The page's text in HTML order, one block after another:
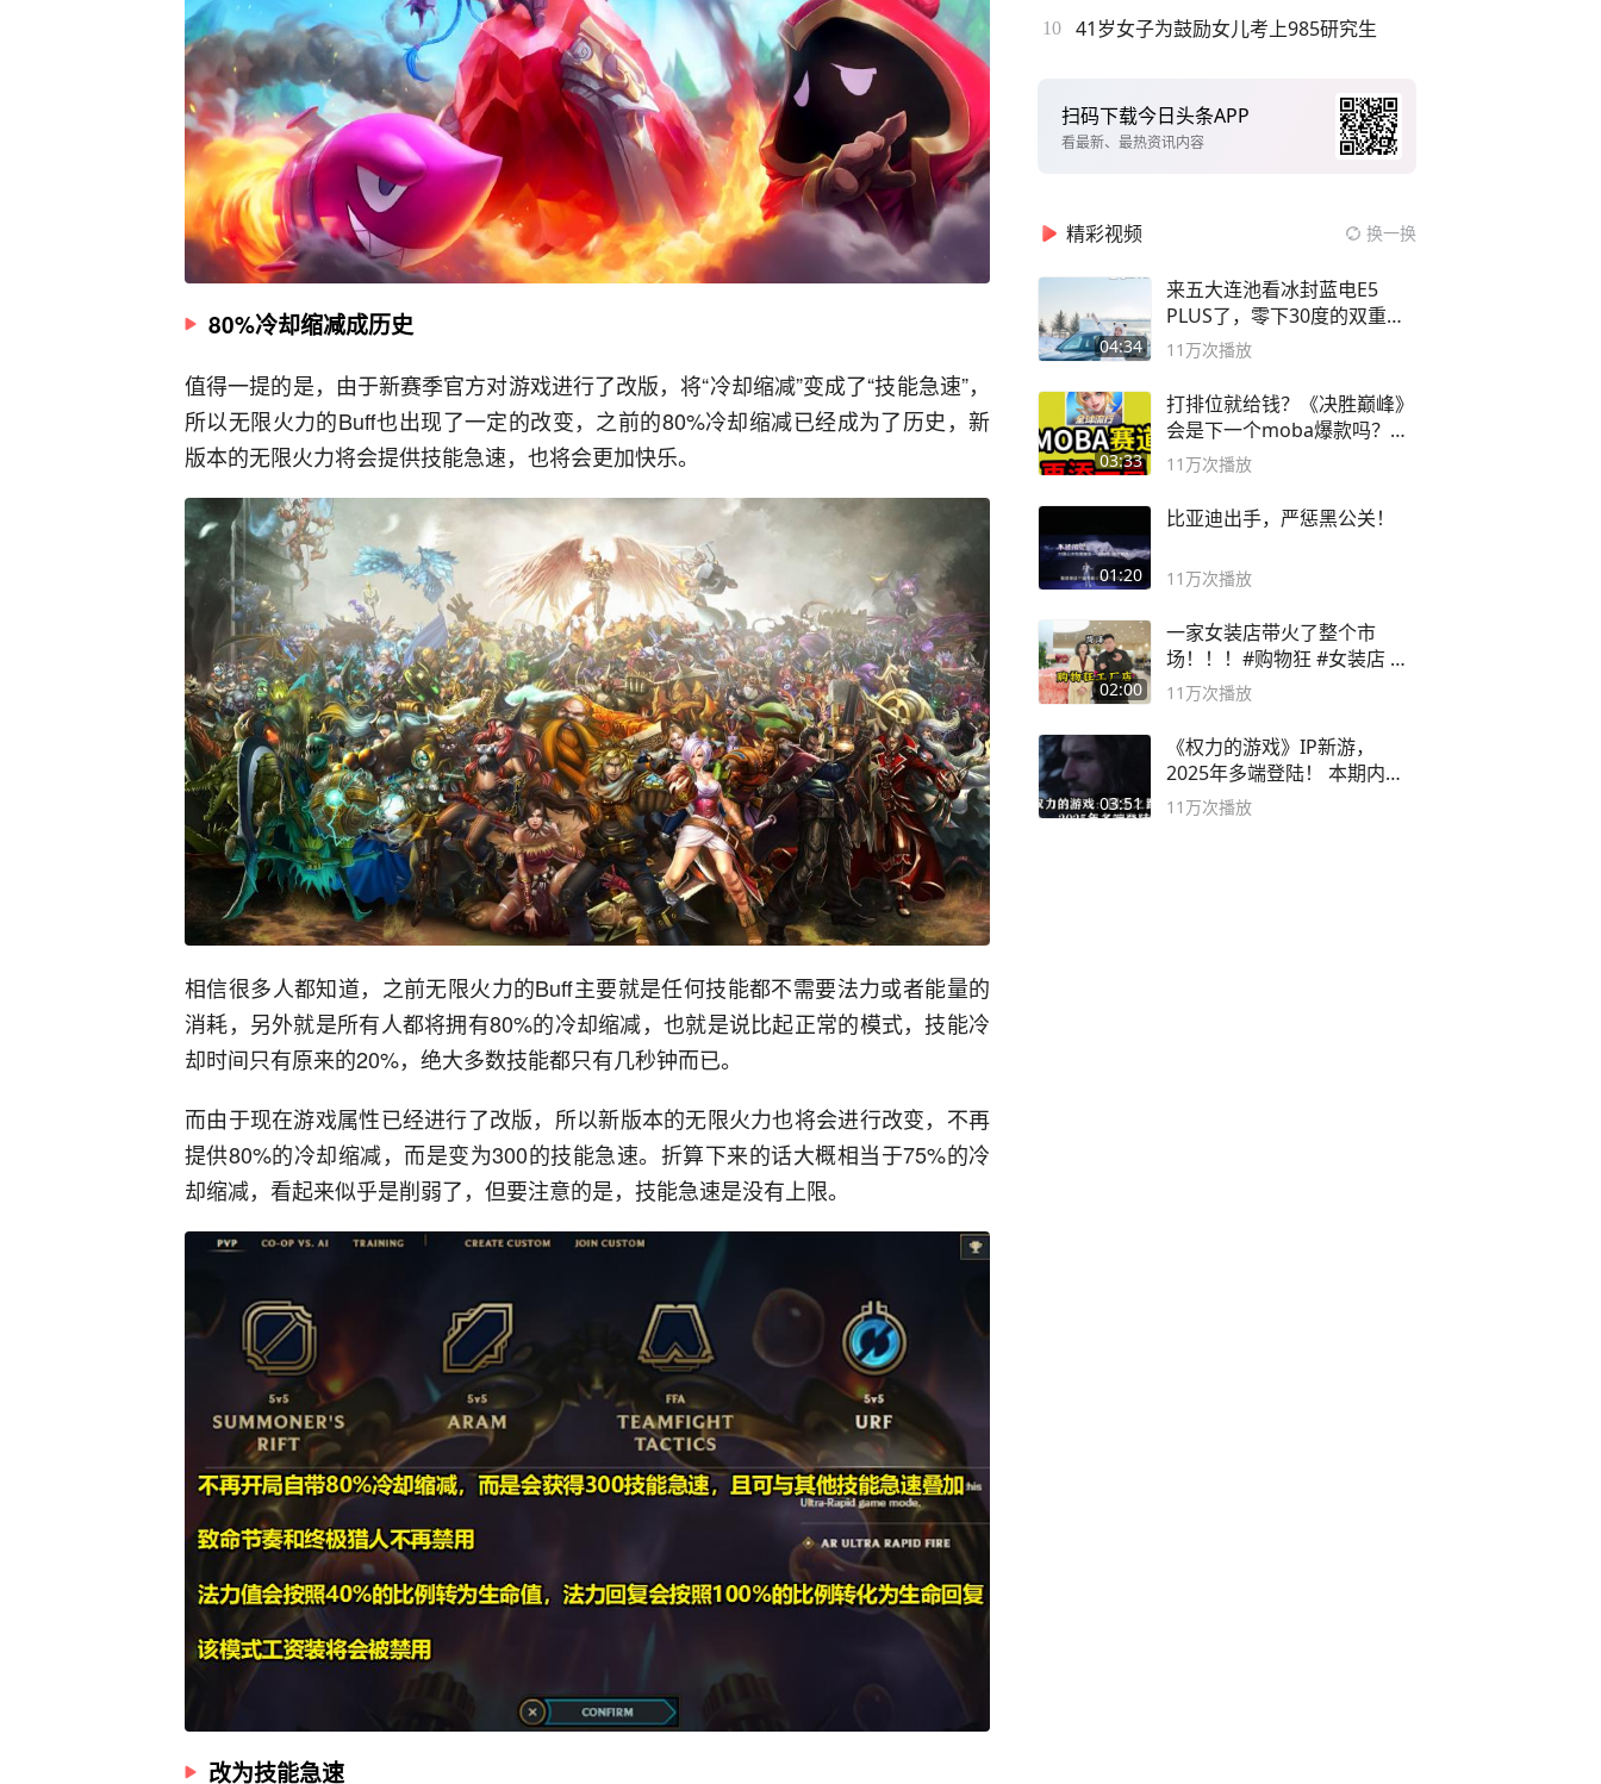
80%冷却缩减成历史
值得一提的是，由于新赛季官方对游戏进行了改版，将“冷却缩减”变成了“技能急速”，
所以无限火力的Buff也出现了一定的改变，之前的80%冷却缩减已经成为了历史，新
版本的无限火力将会提供技能急速，也将会更加快乐。
相信很多人都知道，之前无限火力的Buff主要就是任何技能都不需要法力或者能量的
消耗，另外就是所有人都将拥有80%的冷却缩减，也就是说比起正常的模式，技能冷
却时间只有原来的20%，绝大多数技能都只有几秒钟而已。
而由于现在游戏属性已经进行了改版，所以新版本的无限火力也将会进行改变，不再
提供80%的冷却缩减，而是变为300的技能急速。折算下来的话大概相当于75%的冷
却缩减，看起来似乎是削弱了，但要注意的是，技能急速是没有上限。
改为技能急速
10 41岁女子为鼓励女儿考上985研究生
扫码下载今日头条APP
看最新、最热资讯内容
精彩视频 换一换
04:34
来五大连池看冰封蓝电E5
PLUS了，零下30度的双重冰
封40小时全录
11万次播放
03:33
打排位就给钱？《决胜巅峰》
会是下一个moba爆款吗？#
决胜巅峰
11万次播放
01:20
比亚迪出手，严惩黑公关！
11万次播放
02:00
一家女装店带火了整个市
场！！！#购物狂 #女装店 #
高品质女装
11万次播放
03:51
《权力的游戏》IP新游，
2025年多端登陆！ 本期内容
概要
11万次播放